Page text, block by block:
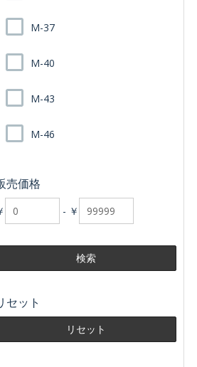
M-37
M-40
M-43
M-46
売価格
- ￥
セット